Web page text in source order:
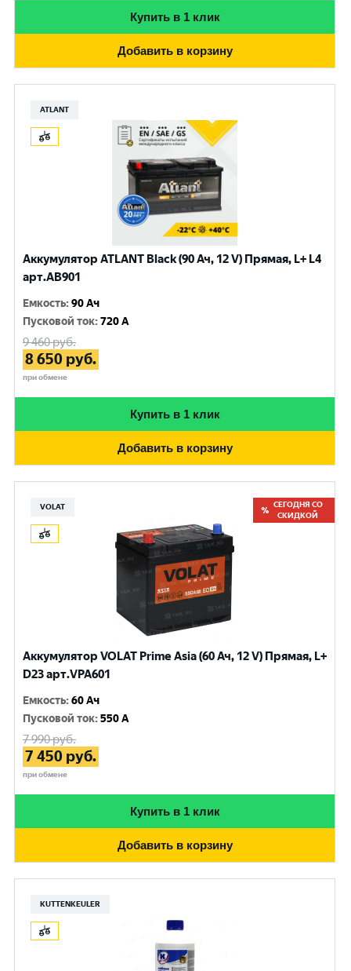
Купить в 1 клик
Добавить в корзину
ATLANT
Аккумулятор ATLANT Black (90 Ач, 12 V) Прямая, L+ L4
арт.AB901
Емкость:90 Ач
Пусковой ток:720 A
9 460руб.
8 650 руб.
при обмене
Купить в 1 клик
Добавить в корзину
VOLAT
СЕГОДНЯ СО
СКИДКОЙ
Аккумулятор VOLAT Prime Asia (60 Ач, 12 V) Прямая, L+
D23 арт.VPA601
Емкость:60 Ач
Пусковой ток:550 A
7 990руб.
7 450 руб.
при обмене
Купить в 1 клик
Добавить в корзину
KUTTENKEULER